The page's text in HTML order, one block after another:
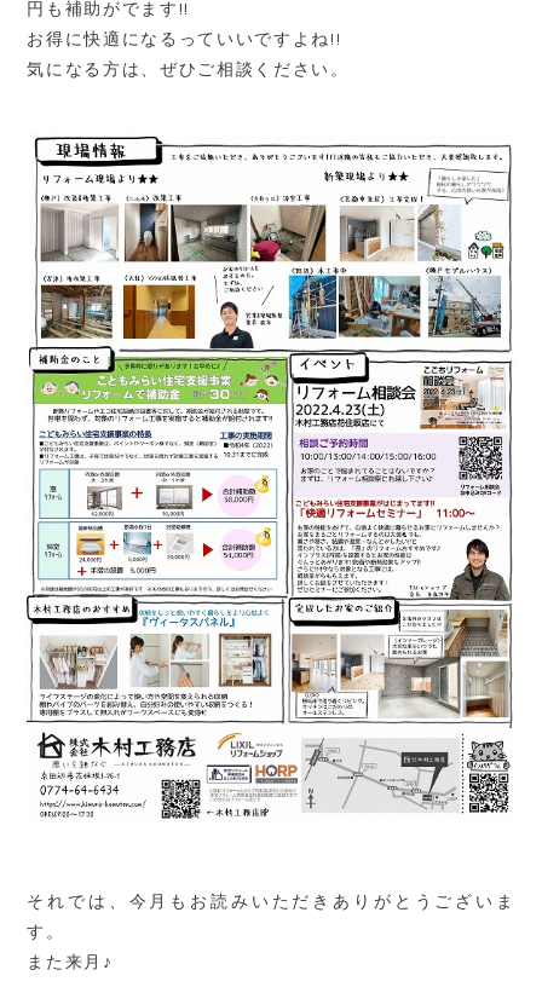
円も補助がでます!!
お得に快適になるっていいですよね!!
気になる方は、ぜひご相談ください。
それでは、今月もお読みいただきありがとうございま
す。
また来月♪